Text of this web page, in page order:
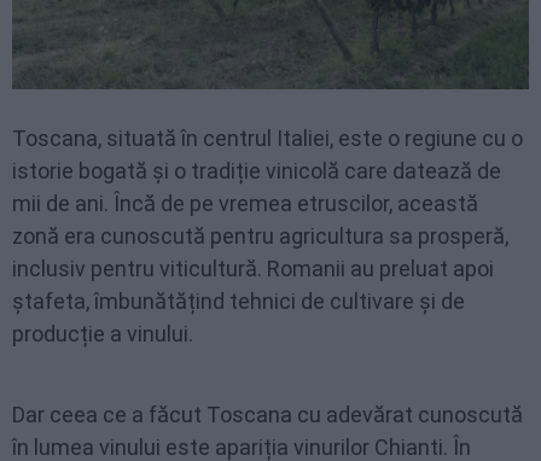
Toscana, situată în centrul Italiei, este o regiune cu o
istorie bogată și o tradiție vinicolă care datează de
mii de ani. Încă de pe vremea etruscilor, această
zonă era cunoscută pentru agricultura sa prosperă,
inclusiv pentru viticultură. Romanii au preluat apoi
ștafeta, îmbunătățind tehnici de cultivare și de
producție a vinului.
Dar ceea ce a făcut Toscana cu adevărat cunoscută
în lumea vinului este apariția vinurilor Chianti. În